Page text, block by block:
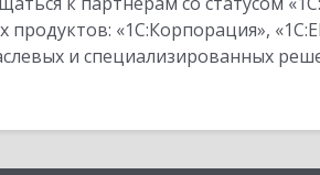
«1С:Корпорация»,
и специализированных